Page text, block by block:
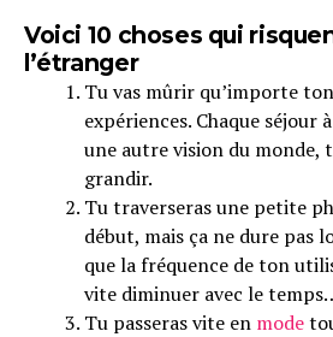
Voici 10 choses qui
l’étranger
Tu vas mûrir qu’importe
expériences. Chaque séjour
une autre vision du monde,
grandir.
Tu traverseras une petite
début, mais ça ne dure pas
que la fréquence de ton
vite diminuer avec le
Tu passeras vite en mode